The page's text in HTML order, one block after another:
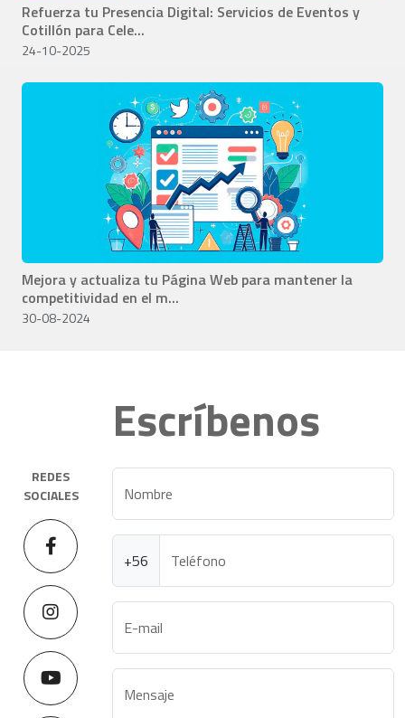
Refuerza tu Presencia Digital: Servicios de Eventos y
Cotillón para Cele...
24-10-2025
Mejora y actualiza tu Página Web para mantener la
competitividad en el m...
30-08-2024
REDES
SOCIALES
Escríbenos
Nombre
+56 Teléfono
E-mail
Mensaje